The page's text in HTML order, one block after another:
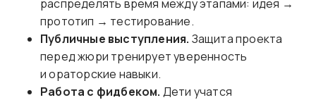
распределять время между этапами: идея →
прототип → тестирование.
Публичные выступления. Защита проекта
перед жюри тренирует уверенность
и ораторские навыки.
Работа с фидбеком. Дети учатся